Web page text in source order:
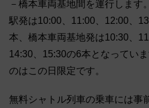
－橋本車両基地間を運行します
駅発は10:00、11:00、12:00、
本、橋本車両基地発は10:30、
14:30、15:30の6本となってい
のはこの日限定です。
無料シャトル列車の乗車には事